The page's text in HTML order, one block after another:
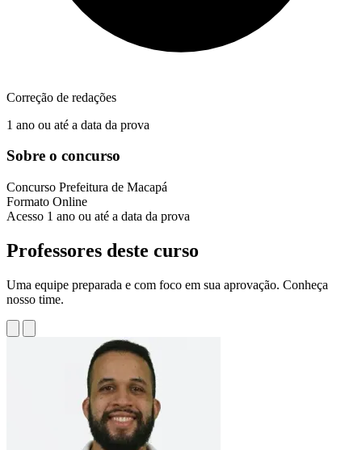
Correção de redações
1 ano ou até a data da prova
Sobre o concurso
Concurso Prefeitura de Macapá
Formato Online
Acesso 1 ano ou até a data da prova
Professores deste curso
Uma equipe preparada e com foco em sua aprovação. Conheça
nosso time.